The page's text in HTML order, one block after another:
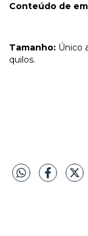
Conteúdo de
Tamanho: Único
quilos.